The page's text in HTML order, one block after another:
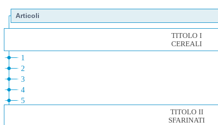
Articoli
TITOLO I
CEREALI
1
2
3
4
5
TITOLO II
SFARINATI